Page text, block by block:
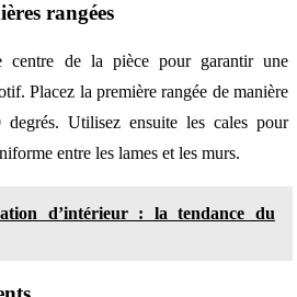
rangées
centre de la pièce pour garantir une
Placez la première rangée de manière
Utilisez ensuite les cales pour
entre les lames et les murs.
d’intérieur : la tendance du